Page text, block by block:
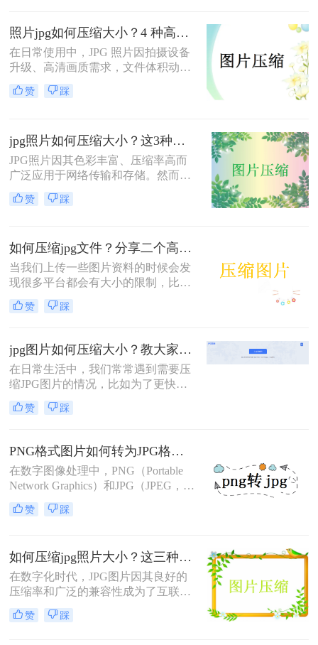
照片jpg如何压缩大小？4 种高效方法，平衡画质与体积！
在日常使用中，JPG 照片因拍摄设备
升级、高清画质需求，文件体积动辄
几 MB，不仅占用手机、电脑存储空
间，还会导致网络传输卡顿、平台上
的有效方法，既能大幅减小文件体
积，又能最大程度保留画质，是普通
用户、职场人士、内容创作者必备的
赞 踩
jpg照片如何压缩大小？这3种压缩方法很实用！
JPG照片因其色彩丰富、压缩率高而
广泛应用于网络传输和存储。然而，
有时我们需要将JPG照片压缩到更小
的大小，以满足上传、分享或存储的
小大小的方法。
赞 踩
如何压缩jpg文件？分享二个高效的压缩方法！
当我们上传一些图片资料的时候会发
现很多平台都会有大小的限制，比如
说一张图片不能超过2m或者是多少，
但是现在的相机拍出来的图片都很
么就会上传失败。那么你知道怎么压
缩jpg图片大小呢？小编今天就来给大
家讲述一下压缩图片的方法。
赞 踩
jpg图片如何压缩大小？教大家二种简单的压缩方法！
在日常生活中，我们常常遇到需要压
缩JPG图片的情况，比如为了更快地
上传到社交媒体、减少电子邮件附件
的体积或是优化网站加载速度。那么
两种压缩JPG图片的有效方法。
赞 踩
PNG格式图片如何转为JPG格式？三种转换方法了解一下！
在数字图像处理中，PNG（Portable
Network Graphics）和JPG（JPEG，
Joint Photographic Experts Group）是
两种广泛使用的图片格式。PNG以其
明背景的图像，如网页图标、Logo
等。而JPG则以其高效的压缩算法和
广泛的兼容性
赞 踩
如何压缩jpg照片大小？这三种实用方法快来了解一下！
在数字化时代，JPG图片因其良好的
压缩率和广泛的兼容性成为了互联网
上最流行的图片格式之一。然而，随
着高清相机和智能手机的普及，我们
赞 踩